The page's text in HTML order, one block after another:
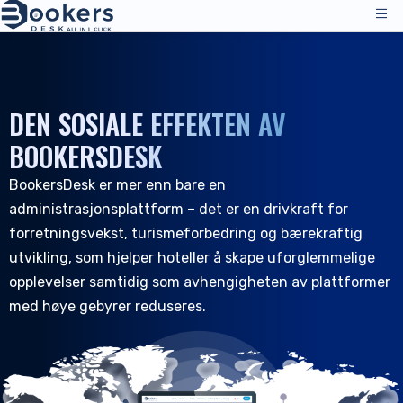
Ledelsesoperasjoner
Kanalsjef
Distribusjonskanaler
Prissetting
Teknisk støtte
Reservasjonsadministrasjon
PMS - Hotellprogram
Bookingmotor
Løsninger
Overnatting
Hoteller
Hosteller
Gjestfrihet
Bed & Breakfast og vertshus
Anmeldelser
Ressurser
Ressurser & verktøy
Alle ressurser
Verktøy & guider
Kundesupport
Selskap
Om oss
Om oss
NO
Be om en demo
DEN SOSIALE EFFEKTEN AV
BOOKERSDESK
BookersDesk er mer enn bare en
administrasjonsplattform – det er en drivkraft for
forretningsvekst, turismeforbedring og bærekraftig
utvikling, som hjelper hoteller å skape uforglemmelige
opplevelser samtidig som avhengigheten av plattformer
med høye gebyrer reduseres.